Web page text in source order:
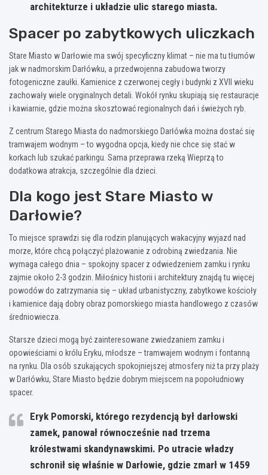
architekturze i układzie ulic starego miasta.
Spacer po zabytkowych uliczkach
Stare Miasto w Darłowie ma swój specyficzny klimat – nie ma tu tłumów
jak w nadmorskim Darłówku, a przedwojenna zabudowa tworzy
fotogeniczne zaułki. Kamienice z czerwonej cegły i budynki z XVII wieku
zachowały wiele oryginalnych detali. Wokół rynku skupiają się restauracje
i kawiarnie, gdzie można skosztować regionalnych dań i świeżych ryb.
Z centrum Starego Miasta do nadmorskiego Darłówka można dostać się
tramwajem wodnym – to wygodna opcja, kiedy nie chce się stać w
korkach lub szukać parkingu. Sama przeprawa rzeką Wieprzą to
dodatkowa atrakcja, szczególnie dla dzieci.
Dla kogo jest Stare Miasto w
Darłowie?
To miejsce sprawdzi się dla rodzin planujących wakacyjny wyjazd nad
morze, które chcą połączyć plażowanie z odrobiną zwiedzania. Nie
wymaga całego dnia – spokojny spacer z odwiedzeniem zamku i rynku
zajmie około 2-3 godzin. Miłośnicy historii i architektury znajdą tu więcej
powodów do zatrzymania się – układ urbanistyczny, zabytkowe kościoły
i kamienice dają dobry obraz pomorskiego miasta handlowego z czasów
średniowiecza.
Starsze dzieci mogą być zainteresowane zwiedzaniem zamku i
opowieściami o królu Eryku, młodsze – tramwajem wodnym i fontanną
na rynku. Dla osób szukających spokojniejszej atmosfery niż ta przy plaży
w Darłówku, Stare Miasto będzie dobrym miejscem na popołudniowy
spacer.
Eryk Pomorski, którego rezydencją był darłowski
zamek, panował równocześnie nad trzema
królestwami skandynawskimi. Po utracie władzy
schronił się właśnie w Darłowie, gdzie zmarł w 1459